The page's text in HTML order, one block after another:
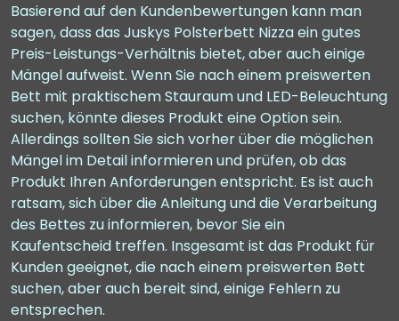
Basierend auf den Kundenbewertungen kann man
sagen, dass das Juskys Polsterbett Nizza ein gutes
Preis-Leistungs-Verhältnis bietet, aber auch einige
Mängel aufweist. Wenn Sie nach einem preiswerten
Bett mit praktischem Stauraum und LED-Beleuchtung
suchen, könnte dieses Produkt eine Option sein.
Allerdings sollten Sie sich vorher über die möglichen
Mängel im Detail informieren und prüfen, ob das
Produkt Ihren Anforderungen entspricht. Es ist auch
ratsam, sich über die Anleitung und die Verarbeitung
des Bettes zu informieren, bevor Sie ein
Kaufentscheid treffen. Insgesamt ist das Produkt für
Kunden geeignet, die nach einem preiswerten Bett
suchen, aber auch bereit sind, einige Fehlern zu
entsprechen.